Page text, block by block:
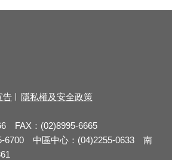
告 隱私權及安全政策
FAX：(02)8995-6665
6700 中區中心：(04)2255-0633 南